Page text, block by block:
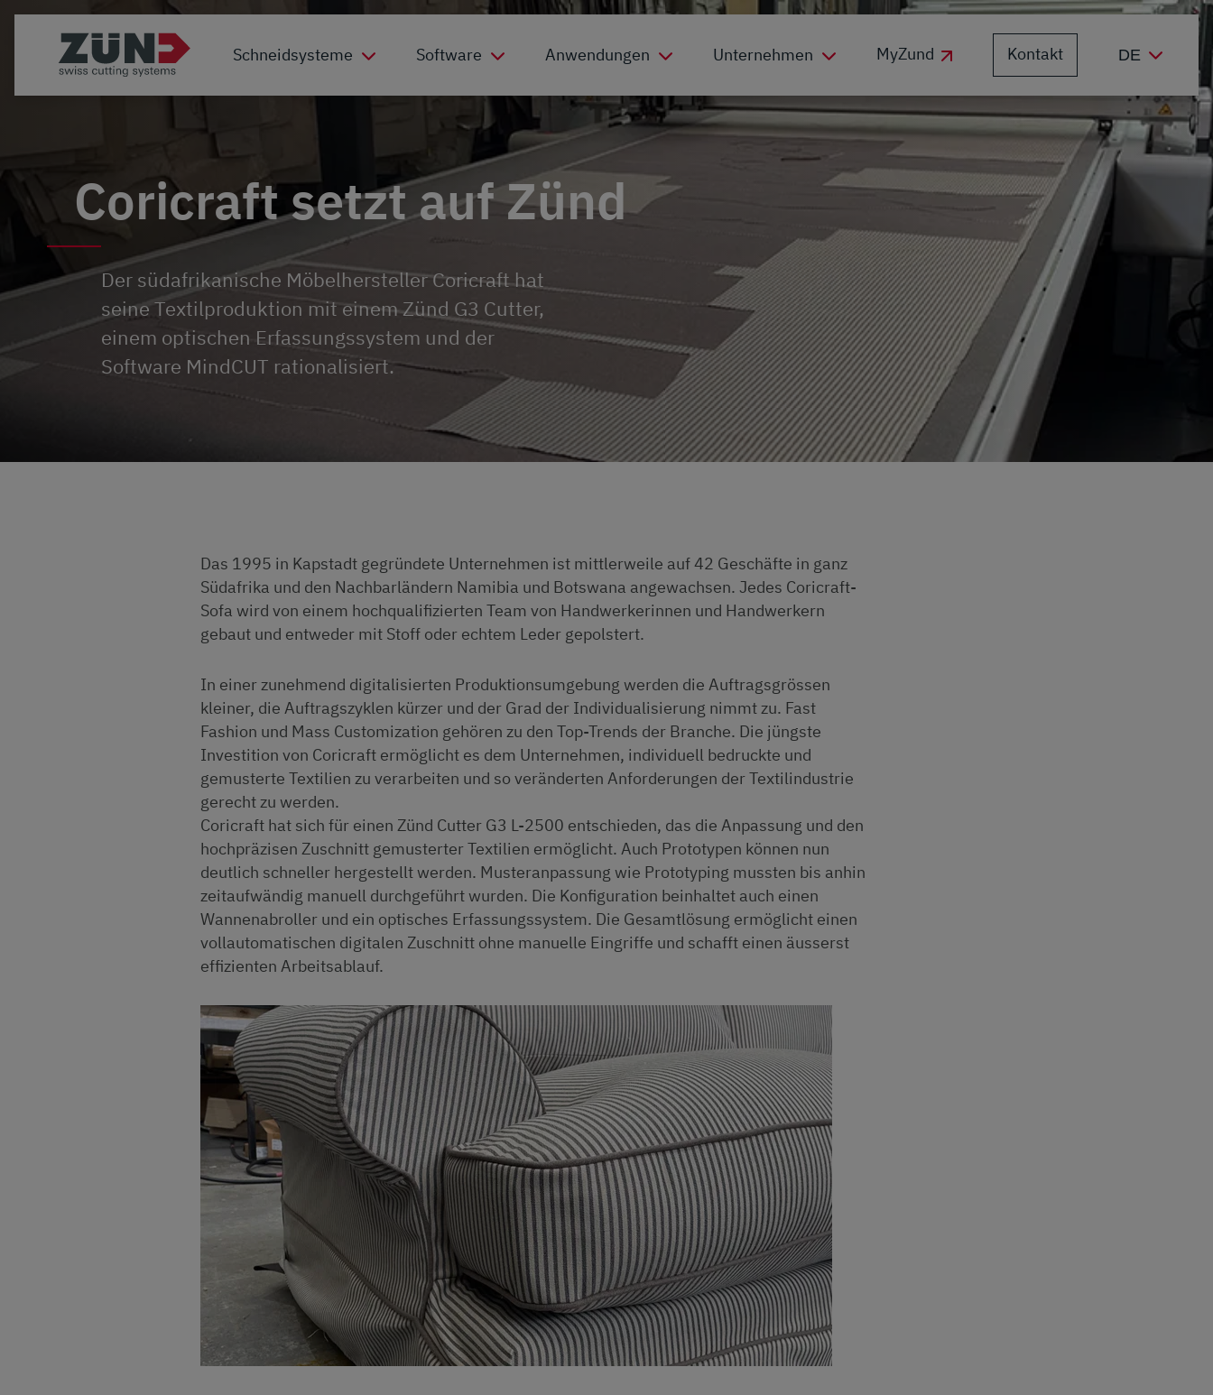
Schneidsysteme Software Anwendungen Unternehmen MyZund Kontakt
Coricraft setzt auf Zünd
Der südafrikanische Möbelhersteller Coricraft hat
seine Textilproduktion mit einem Zünd G3 Cutter,
einem optischen Erfassungssystem und der
Software MindCUT rationalisiert.
Das 1995 in Kapstadt gegründete Unternehmen ist mittlerweile auf 42 Geschäfte in ganz
Südafrika und den Nachbarländern Namibia und Botswana angewachsen. Jedes Coricraft-
Sofa wird von einem hochqualifizierten Team von Handwerkerinnen und Handwerkern
gebaut und entweder mit Stoff oder echtem Leder gepolstert.
In einer zunehmend digitalisierten Produktionsumgebung werden die Auftragsgrössen
kleiner, die Auftragszyklen kürzer und der Grad der Individualisierung nimmt zu. Fast
Fashion und Mass Customization gehören zu den Top-Trends der Branche. Die jüngste
Investition von Coricraft ermöglicht es dem Unternehmen, individuell bedruckte und
gemusterte Textilien zu verarbeiten und so veränderten Anforderungen der Textilindustrie
gerecht zu werden.
Coricraft hat sich für einen Zünd Cutter G3 L-2500 entschieden, das die Anpassung und den
hochpräzisen Zuschnitt gemusterter Textilien ermöglicht. Auch Prototypen können nun
deutlich schneller hergestellt werden. Musteranpassung wie Prototyping mussten bis anhin
zeitaufwändig manuell durchgeführt wurden. Die Konfiguration beinhaltet auch einen
Wannenabroller und ein optisches Erfassungssystem. Die Gesamtlösung ermöglicht einen
vollautomatischen digitalen Zuschnitt ohne manuelle Eingriffe und schafft einen äusserst
effizienten Arbeitsablauf.